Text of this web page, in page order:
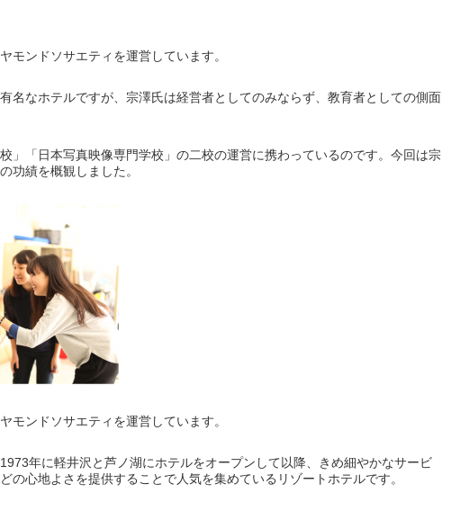
モンドソサエティを運営しています。
名なホテルですが、宗澤氏は経営者としてのみならず、教育者としての側面
」「日本写真映像専門学校」の二校の運営に携わっているのです。今回は宗
功績を概観しました。
モンドソサエティを運営しています。
年に軽井沢と芦ノ湖にホテルをオープンして以降、きめ細やかなサービ
の心地よさを提供することで人気を集めているリゾートホテルです。